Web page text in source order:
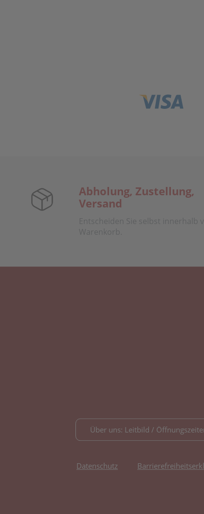
Abholung, Zustellung,
Versand
Entscheiden Sie selbst innerhalb
Warenkorb.
Über uns: Leitbild /
Datenschutz